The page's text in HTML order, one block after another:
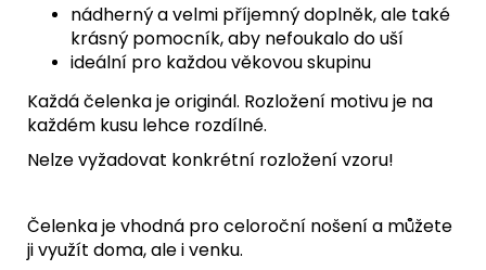
nádherný a velmi příjemný doplněk, ale také
krásný pomocník, aby nefoukalo do uší
ideální pro každou věkovou skupinu
Každá čelenka je originál. Rozložení motivu je na
každém kusu lehce rozdílné.
Nelze vyžadovat konkrétní rozložení vzoru!
Čelenka je vhodná pro celoroční nošení a můžete
ji využít doma, ale i venku.